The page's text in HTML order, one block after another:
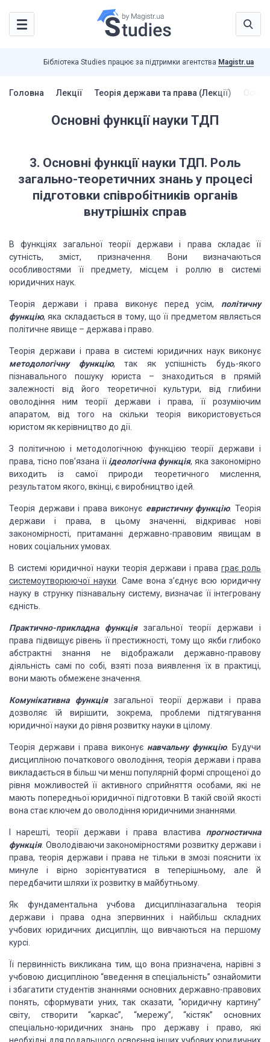
Бібліотека Studies працює за підтримки агентства Magistr.ua
Головна Лекції Теорія держави та права (Лекції)
Основні функції науки ТДП
3. Основні функції науки ТДП. Роль
загально-теоретичних знань у процесі
підготовки співробітників органів
внутрішніхсправ
В функціях загальної теорії держави і права складає її
сутність, зміст, призначення. Вони визначаються
особливостями її предмету, місцем і роллю в системі
юридичних наук.
Теорія держави і права виконує перед усім, політичну
функцію, яка складається в тому, що її предметом являється
політичне явище – держава і право.
Теорія держави і права в системі юридичних наук виконує
методологічну функцію, так як успішність будь-якого
пізнавального пошуку юриста – знаходиться в прямій
залежності від його теоретичної культури, від глибини
оволодіння ним теорії держави і права, її розуміючим
апаратом, від того на скільки теорія використовується
юристом як керівництво до дії.
З політичною і методологічною функцією теорії держави і
права, тісно пов’язана її ідеологічна функція, яка закономірно
виходить із самої природи теоретичного мислення,
результатом якого, вкінці, є виробництво ідей.
Теорія держави і права виконує евристичну функцію. Теорія
держави і права, в цьому значенні, відкриває нові
закономірності, притаманні державно-правовим явищам в
нових соціальних умовах.
В системі юридичної науки теорія держави і права грає роль
системоутворюючої науки . Саме вона з’єднує всю юридичну
науку в струнку пізнавальну систему, визначає її інтегровану
єдність.
Практично-прикладна функціязагальної теорії держави і
права підвищує рівень її престижності, тому що якби глибоко
абстрактні знання не відображали державно-правову
діяльність самі по собі, взяті поза виявлення їх в практиці,
вони мають обмежене значення.
Комунікативна функціязагальної теорії держави і права
дозволяє їй вирішити, зокрема, проблеми підтягування
юридичної науки до рівня розвитку науки в цілому.
Теорія держави і права виконує навчальну функцію. Будучи
дисципліною початкового оволодіння, теорія держави і права
викладається в більш чи менш популярній формі спрощеної до
рівня можливостей її активного сприйняття особами, які не
мають попередньої юридичної підготовки. В такій своїй якості
вона стає ключем до оволодіння юридичними знаннями.
І нарешті, теорії держави і права властива прогностична
функція. Оволодіваючи закономірностями розвитку держави і
права, теорія держави і права не тільки в змозі пояснити їх
минуле і вірно зорієнтуватися в теперішньому, але й
передбачити шляхи їх розвитку в майбутньому.
Як фундаментальна учбова дисципліназагальна теорія
держави і права одна зпервинних і найбільш складних
учбових юридичних дисциплін, що вивчаються на першому
курсі.
Її первинність викликана тим, що вона призначена, нарівні з
учбовою дисципліною “введення в спеціальність” ознайомити
і збагатити студентів знаннями основних державно-правових
понять, сформувати уних, так сказати, “юридичну картину”
світу, створити “каркас”, “мережу”, “кістяк” основних
спеціально-юридичних знань про державу і право, які